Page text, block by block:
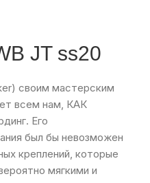
JT ss20
своим мастерским
всем нам, КАК
Его
был бы невозможен
креплений, которые
мягкими и